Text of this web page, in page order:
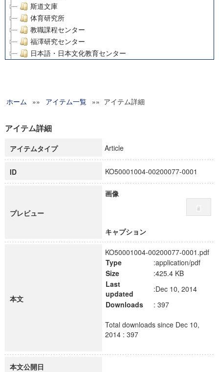
斯道文庫
体育研究所
教職課程センター
福澤研究センター
日本語・日本文化教育センター
グローバルリサーチインスティテュート
科学研究費補助金研究成果報告書
慶應義塾大学グローバルCOEプログラム市民社会ガバナンス
慶應義塾大学グローバルCOEプログラム論理と感性の先端的
博士課程教育リーディングプログラム「超成熟社会発展のサ
学術雑誌掲載論文等(8)
ホーム »» アイテム一覧 »» アイテム詳細
アイテム詳細
アイテムタイプ Article
ID KO50001004-00200077-0001
プレビュー
画像
キャプション
本文
KO50001004-00200077-0001.pdf
Type
:application/pdf
Size
:425.4 KB
Last
updated
:Dec 10, 2014
Downloads
: 397
Total downloads since Dec 10,
2014 : 397
本文公開日